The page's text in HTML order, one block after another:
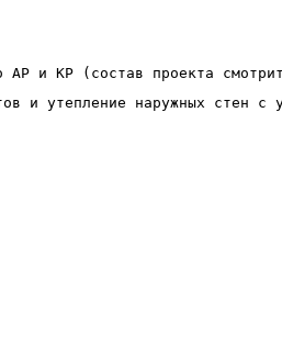
и КР (состав проекта
и утепление наружных